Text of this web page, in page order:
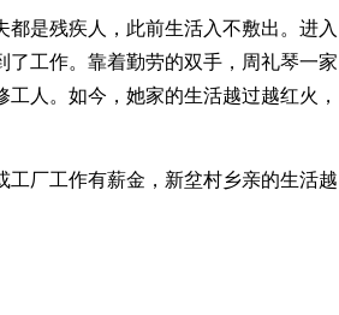
是残疾人，此前生活入不敷出。进入
工作。靠着勤劳的双手，周礼琴一家
人。如今，她家的生活越过越红火，
厂工作有薪金，新坌村乡亲的生活越